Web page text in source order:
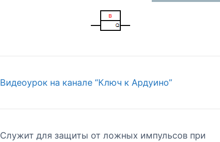
Видеоурок на канале “Ключ к Ардуино”
Служит для защиты от ложных импульсов при